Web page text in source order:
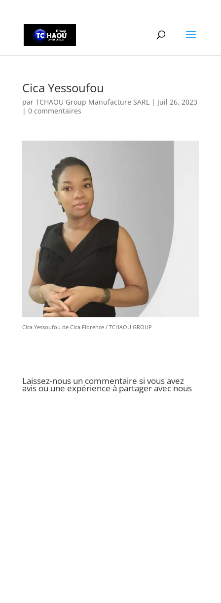
Cica Yessoufou
par TCHAOU Group Manufacture SARL| Juil 26, 2023
| 0 commentaires
Cica Yessoufou de Cica Florence / TCHAOU GROUP
Laissez-nous un commentaire si vous avez
avis ou une expérience à partager avec nous